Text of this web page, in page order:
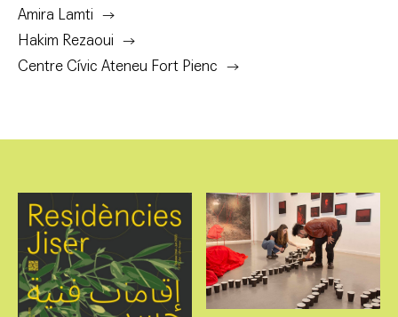
Amira Lamti
Hakim Rezaoui
Centre Cívic Ateneu Fort Pienc